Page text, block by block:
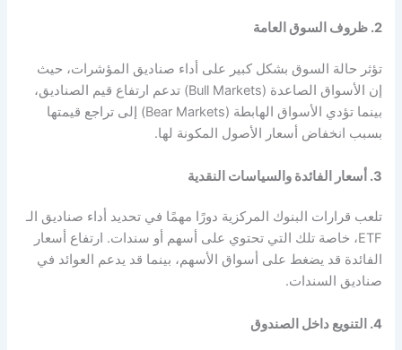
2. ظروف السوق العامة
تؤثر حالة السوق بشكل كبير على أداء صناديق المؤشرات، حيث
إن الأسواق الصاعدة (Bull Markets) تدعم ارتفاع قيم الصناديق،
بينما تؤدي الأسواق الهابطة (Bear Markets) إلى تراجع قيمتها
بسبب انخفاض أسعار الأصول المكونة لها.
3. أسعار الفائدة والسياسات النقدية
تلعب قرارات البنوك المركزية دورًا مهمًا في تحديد أداء صناديق الـ
ETF، خاصة تلك التي تحتوي على أسهم أو سندات. ارتفاع أسعار
الفائدة قد يضغط على أسواق الأسهم، بينما قد يدعم العوائد في
صناديق السندات.
4. التنويع داخل الصندوق